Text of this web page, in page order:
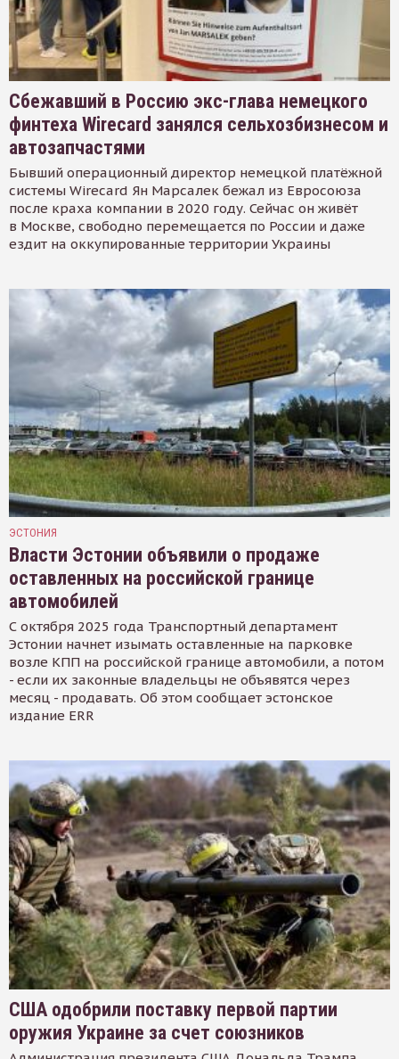
Сбежавший в Россию экс-глава немецкого
финтеха Wirecard занялся сельхозбизнесом и
автозапчастями
Бывший операционный директор немецкой платёжной
системы Wirecard Ян Марсалек бежал из Евросоюза
после краха компании в 2020 году. Сейчас он живёт
в Москве, свободно перемещается по России и даже
ездит на оккупированные территории Украины
ЭСТОНИЯ
Власти Эстонии объявили о продаже
оставленных на российской границе
автомобилей
С октября 2025 года Транспортный департамент
Эстонии начнет изымать оставленные на парковке
возле КПП на российской границе автомобили, а потом
- если их законные владельцы не объявятся через
месяц - продавать. Об этом сообщает эстонское
издание ERR
США одобрили поставку первой партии
оружия Украине за счет союзников